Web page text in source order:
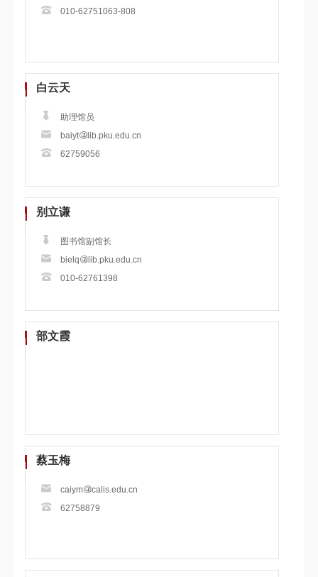
010-62751063-808
白云天
助理馆员
baiyt
lib.pku.edu.cn
62759056
别立谦
图书馆副馆长
bielq
lib.pku.edu.cn
010-62761398
部文霞
蔡玉梅
caiym
calis.edu.cn
62758879